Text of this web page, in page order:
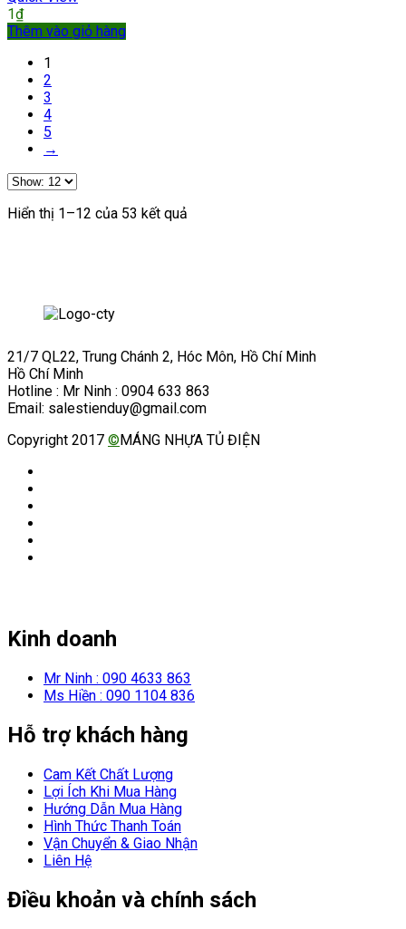
1₫
Thêm vào giỏ hàng
1
2
3
4
5
→
Hiển thị 1–12 của 53 kết quả
21/7 QL22, Trung Chánh 2, Hóc Môn, Hồ Chí Minh
Hồ Chí Minh
Hotline : Mr Ninh : 0904 633 863
Email: salestienduy@gmail.com
Copyright 2017 © MÁNG NHỰA TỦ ĐIỆN
Kinh doanh
Mr Ninh : 090 4633 863
Ms Hiền : 090 1104 836
Hỗ trợ khách hàng
Cam Kết Chất Lượng
Lợi Ích Khi Mua Hàng
Hướng Dẫn Mua Hàng
Hình Thức Thanh Toán
Vận Chuyển & Giao Nhận
Liên Hệ
Điều khoản và chính sách